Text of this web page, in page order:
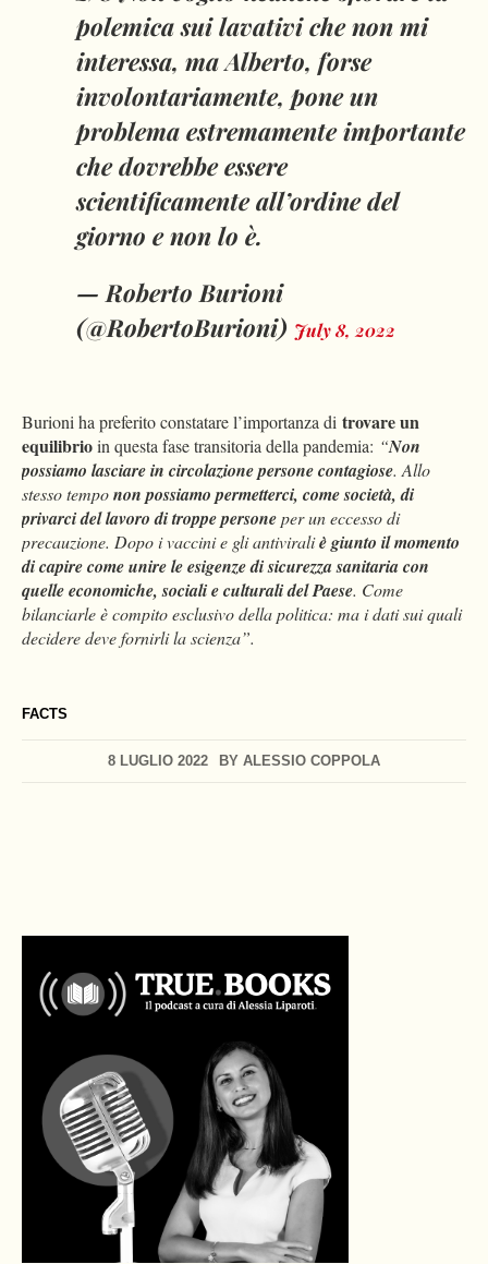
FACTS
8 LUGLIO 2022 BY ALESSIO COPPOLA
polemica sui lavativi che non mi
interessa, ma Alberto, forse
involontariamente, pone un
problema estremamente importante
che dovrebbe essere
scientificamente all’ordine del
giorno e non lo è.
— Roberto Burioni
(@RobertoBurioni) July 8, 2022
Burioni ha preferito constatare l’importanza di trovare un
equilibrioin questa fase transitoria della pandemia: “Non
possiamo lasciare in circolazione persone contagiose. Allo
stesso temponon possiamo permetterci, come società, di
privarci del lavoro di troppe personeper un eccesso di
precauzione. Dopo i vaccini e gli antiviraliè giunto il momento
di capire come unire le esigenze di sicurezza sanitaria con
quelle economiche, sociali e culturali del Paese. Come
bilanciarle è compito esclusivo della politica: ma i dati sui quali
decidere deve fornirli la scienza”.